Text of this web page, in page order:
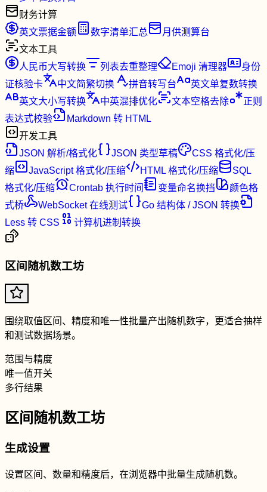
财务计算
英文票据金额
数字清单汇总
月供测算台
文本工具
人民币大写转换
列表去重整理 Emoji 清理器
身份
证核验卡
中文简繁切换 拼音转写台
英文单复数转换
英文大小写转换
中英混排优化 文本空格去除
正则
表达式校验
Markdown 转 HTML
开发工具
JSON 解析/格式化
JSON 类型草稿
CSS 格式化/压
缩
JavaScript 格式化/压缩 HTML 格式化/压缩
SQL
格式化/压缩
Crontab 执行时间 变量命名换挡
颜色格
式桥
WebSocket 在线测试
Go 结构体 / JSON 转换
Less 转 CSS
计算机进制转换
区间随机数工坊
围绕取值区间、精度和唯一性批量产出随机数字，更适合抽样
和测试数据场景。
范围与精度
唯一值开关
多行结果
区间随机数工坊
生成设置
设置区间、数量和精度后，在浏览器中批量生成随机数。